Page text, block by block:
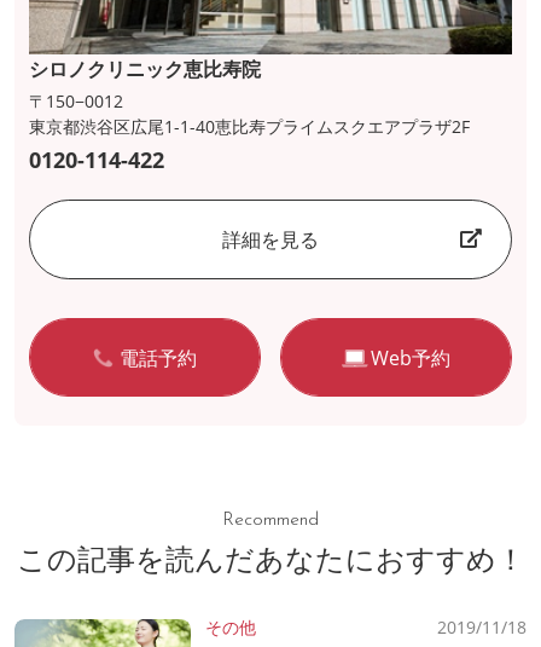
シロノクリニック恵比寿院
〒150−0012
東京都渋谷区広尾1-1-40恵比寿プライムスクエアプラザ2F
0120-114-422
詳細を見る
電話予約 Web予約
Recommend
この記事を読んだあなたにおすすめ！
その他 2019/11/18